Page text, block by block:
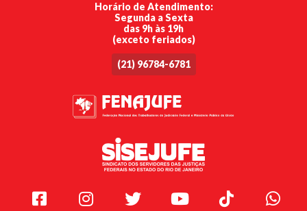
Horário de Atendimento:
Segunda a Sexta
das 9h às 19h
(exceto feriados)
(21) 96784-6781
Facebook Instagram Twitter Youtube TikTok